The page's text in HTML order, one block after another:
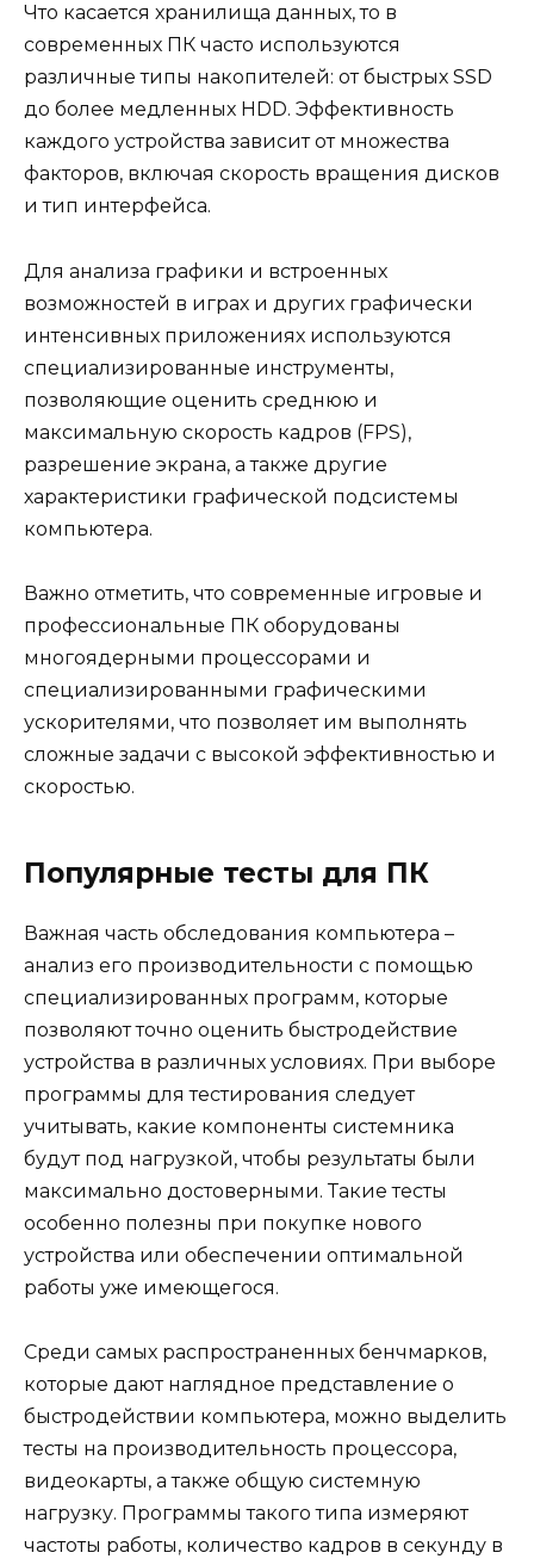
Что касается хранилища данных, то в
современных ПК часто используются
различные типы накопителей: от быстрых SSD
до более медленных HDD. Эффективность
каждого устройства зависит от множества
факторов, включая скорость вращения дисков
и тип интерфейса.
Для анализа графики и встроенных
возможностей в играх и других графически
интенсивных приложениях используются
специализированные инструменты,
позволяющие оценить среднюю и
максимальную скорость кадров (FPS),
разрешение экрана, а также другие
характеристики графической подсистемы
компьютера.
Важно отметить, что современные игровые и
профессиональные ПК оборудованы
многоядерными процессорами и
специализированными графическими
ускорителями, что позволяет им выполнять
сложные задачи с высокой эффективностью и
скоростью.
Популярные тесты для ПК
Важная часть обследования компьютера –
анализ его производительности с помощью
специализированных программ, которые
позволяют точно оценить быстродействие
устройства в различных условиях. При выборе
программы для тестирования следует
учитывать, какие компоненты системника
будут под нагрузкой, чтобы результаты были
максимально достоверными. Такие тесты
особенно полезны при покупке нового
устройства или обеспечении оптимальной
работы уже имеющегося.
Среди самых распространенных бенчмарков,
которые дают наглядное представление о
быстродействии компьютера, можно выделить
тесты на производительность процессора,
видеокарты, а также общую системную
нагрузку. Программы такого типа измеряют
частоты работы, количество кадров в секунду в